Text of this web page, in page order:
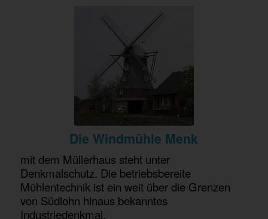
Die Windmühle Menk
mit dem Müllerhaus steht unter
Denkmalschutz. Die betriebsbereite
Mühlentechnik ist ein weit über die Grenzen
von Südlohn hinaus bekanntes
Industriedenkmal.